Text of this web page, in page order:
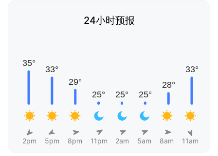
24小时预报
2pm 5pm 8pm 11pm 2am 5am 8am 11am